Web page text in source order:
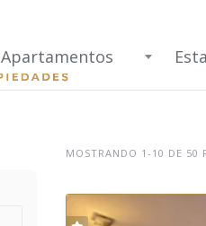
Apartamentos
MOSTRANDO 1-10 DE 50